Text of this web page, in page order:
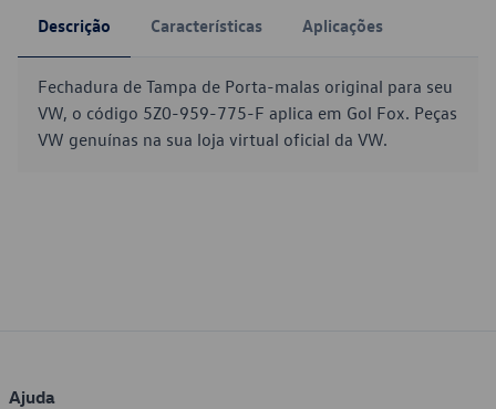
Descrição Características Aplicações
Fechadura de Tampa de Porta-malas original para seu
VW, o código 5Z0-959-775-F aplica em Gol Fox. Peças
VW genuínas na sua loja virtual oficial da VW.
Ajuda